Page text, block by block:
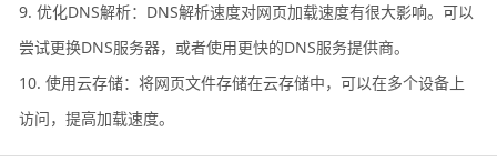
9. 优化DNS解析：DNS解析速度对网页加载速度有很大影响。可以
尝试更换DNS服务器，或者使用更快的DNS服务提供商。
10. 使用云存储：将网页文件存储在云存储中，可以在多个设备上
访问，提高加载速度。